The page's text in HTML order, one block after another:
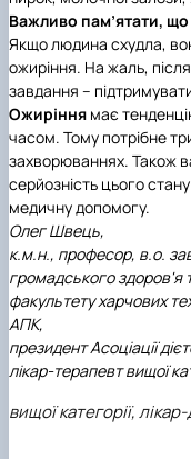
Важливо пам’ятати, що
Якщо людина схудла,
ожиріння. На жаль,
завдання – підтримувати
Ожиріння має
часом. Тому потрібне
захворюваннях. Також
серйозність цього
медичну допомогу.
Олег Швець,
к.м.н., професор, в.о.
громадського здоров'я
факультету харчових
АПК,
президент Асоціації
лікар-терапевт вищої
вищої категорії,